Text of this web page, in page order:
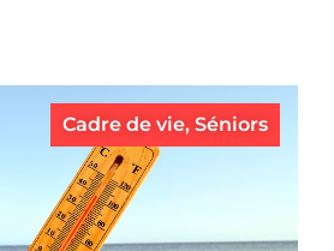
Cadre de vie, Séniors